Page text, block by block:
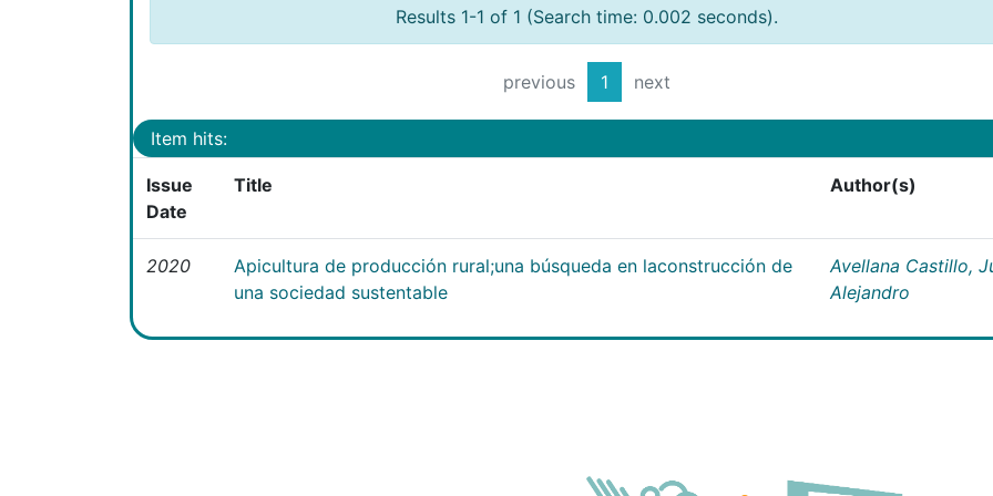
Results 1-1 of 1 (Search time: 0.002 seconds).
previous 1 next
Item hits:
Issue
Date
Title Author(s)
2020
Apicultura de producción rural;una búsqueda en laconstrucción de
una sociedad sustentable
Avellana Castillo,
Alejandro